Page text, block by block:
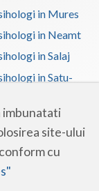
imbunatati
site-ului
cu
in Mures
in Neamt
in Salaj
in Satu-
in
in Valcea